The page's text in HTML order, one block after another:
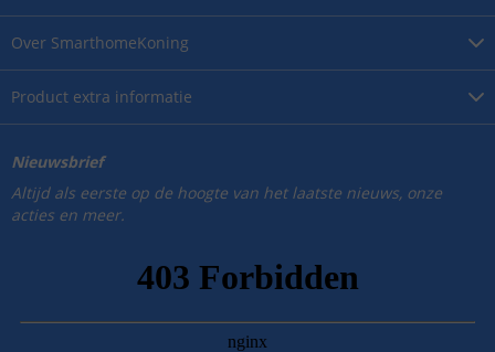
Over SmarthomeKoning
Product extra informatie
Nieuwsbrief
Altijd als eerste op de hoogte van het laatste nieuws, onze
acties en meer.